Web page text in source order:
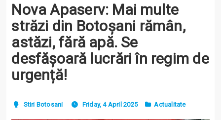
Nova Apaserv: Mai multe
străzi din Botoșani rămân,
astăzi, fără apă. Se
desfășoară lucrări în regim de
urgență!
Stiri Botosani Friday, 4 April 2025 Actualitate